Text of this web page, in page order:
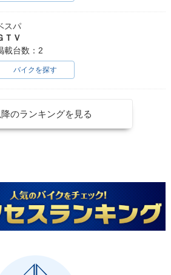
スパ
ＴＶ
載台数：2
バイクを探す
のランキングを見る